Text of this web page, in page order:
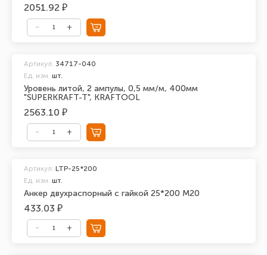
2051.92 ₽
Уровень литой, 2 ампулы, 0,5 мм/м, 400мм
"SUPERKRAFT-T", KRAFTOOL
Артикул: 34717-040
Ед. изм. шт.
2563.10 ₽
Анкер двухраспорный с гайкой 25*200 М20
Артикул: LTP-25*200
Ед. изм. шт.
433.03 ₽